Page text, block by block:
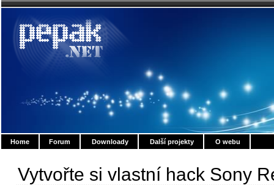
Home Forum Downloady Další projekty O webu
Vytvořte si vlastní hack Sony